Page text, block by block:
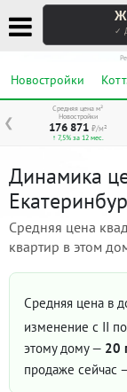
✓
Новостройки
❮
Средняя цена м²
Новостройки
176 871 ₽/м²
↑ 7,5% за 12 мес.
Динамика
Средняя цена
квартир в этом
Средняя цена в
изменение с II
этому дому — 20
продаже сейчас